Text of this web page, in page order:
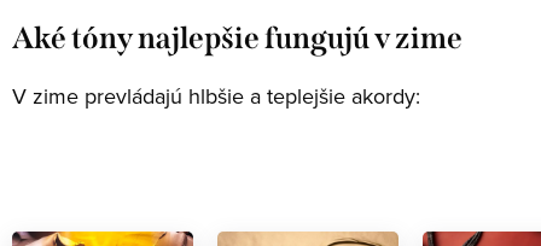
Aké tóny najlepšie fungujú v zime
V zime prevládajú hlbšie a teplejšie akordy: